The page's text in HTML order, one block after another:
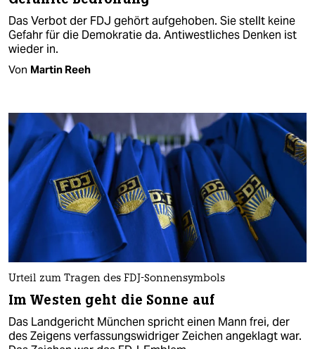
Das Verbot der FDJ gehört aufgehoben. Sie stellt keine
Gefahr für die Demokratie da. Antiwestliches Denken ist
wieder in.
Von Martin Reeh
Urteil zum Tragen des FDJ-Sonnensymbols
Im Westen geht die Sonne auf
Das Landgericht München spricht einen Mann frei, der
des Zeigens verfassungswidriger Zeichen angeklagt war.